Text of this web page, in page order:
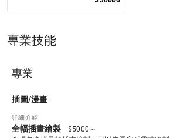
專業技能
專業
插圖/漫畫
詳細介紹
全幅插畫繪製
$5000～